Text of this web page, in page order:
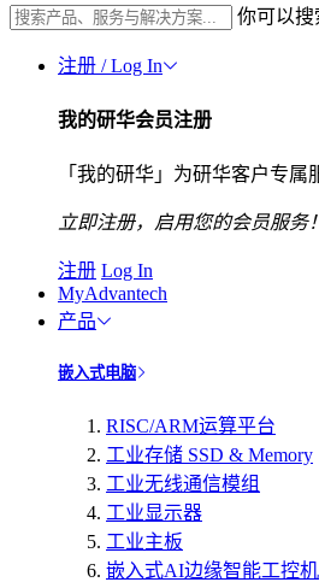
你可以搜
注册 / Log In
我的研华会员注册
「我的研华」为研华客户专
立即注册，启用您的会员服务！
注册 Log In
MyAdvantech
产品
嵌入式电脑
RISC/ARM运算平台
工业存储 SSD & Memory
工业无线通信模组
工业显示器
工业主板
嵌入式AI边缘智能工控机